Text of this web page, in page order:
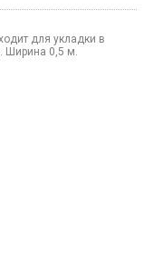
для укладки в
Ширина 0,5 м.